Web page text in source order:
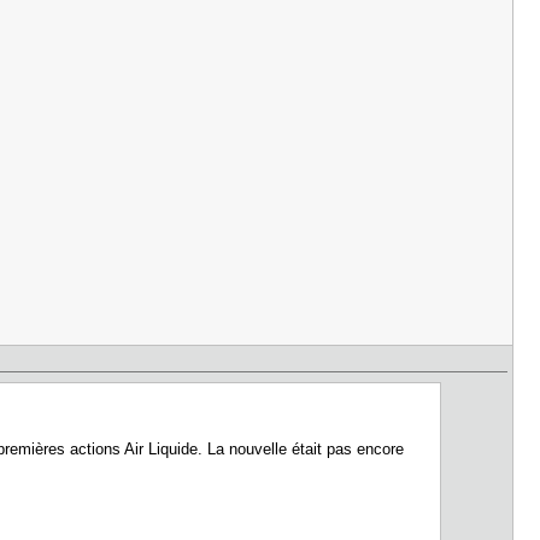
actions Air Liquide. La nouvelle était pas encore